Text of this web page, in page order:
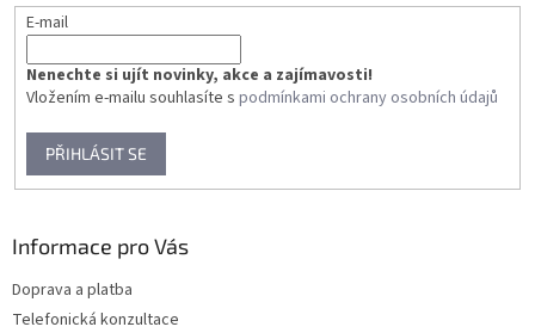
v
ý
u
E-mail
Nenechte si ujít novinky, akce a zajímavosti!
Vložením e-mailu souhlasíte s podmínkami ochrany osobních údajů
PŘIHLÁSIT SE
Informace pro Vás
Doprava a platba
Telefonická konzultace